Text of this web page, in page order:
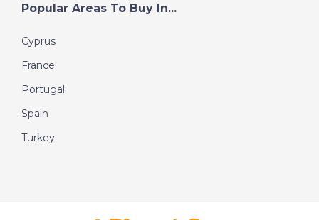
Popular Areas To Buy In...
Cyprus
France
Portugal
Spain
Turkey